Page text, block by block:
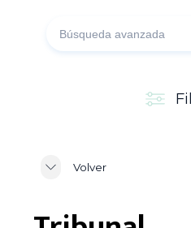
Volver